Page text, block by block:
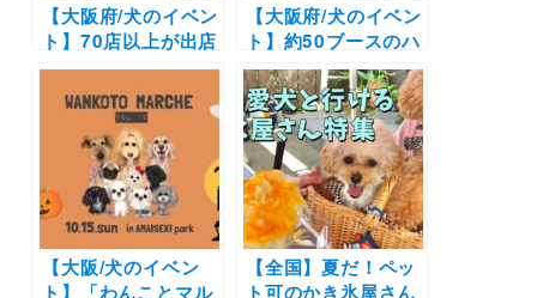
【大阪府/犬のイベン
ト】70店以上が出店
予定！わんこ撮影会
やプレゼント企画も
♪「わんことマルシ
ェ3rd」（安満遺跡
公園 サンスター広
場）11/27・28開催
【大阪府/犬のイベン
ト】約50ブースのハ
ンドメイドを中心と
したペットグッズが
出店！犬種別集合写
真撮影会も開催！
「第6回 わんことマ
ルシェ」（安満遺跡
公園 サンスター広
場）12/3
【大阪/犬のイベン
ト】「わんことマル
【全国】夏だ！ペッ
ト可のかき氷屋さん